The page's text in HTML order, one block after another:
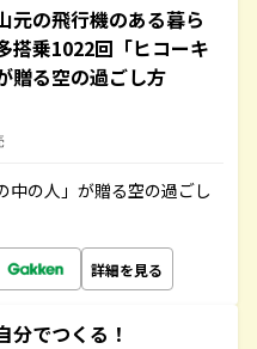
元の飛行機のある暮ら
乗1022回「ヒコーキ
贈る空の過ごし方
中の人」が贈る空の過ごし
詳細を見る
分でつくる！